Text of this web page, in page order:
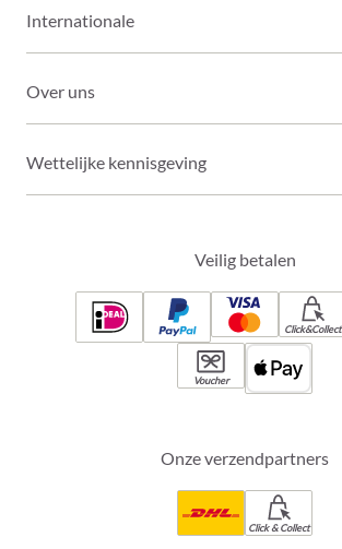
Internationale
Over uns
Wettelijke kennisgeving
Veilig betalen
Click&Collect
Voucher
Onze verzendpartners
Click & Collect